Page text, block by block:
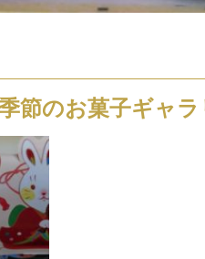
節のお菓子ギャラ